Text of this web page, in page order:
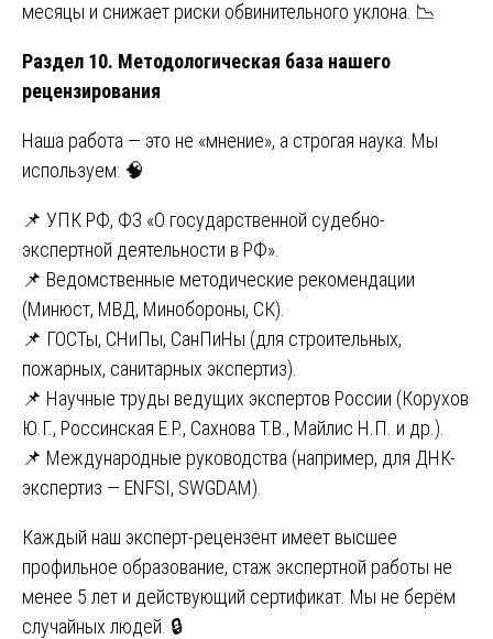
месяцы и снижает риски обвинительного уклона. 📉
Раздел 10. Методологическая база нашего
рецензирования
Наша работа — это не «мнение», а строгая наука. Мы
используем: 🧠
📌 УПК РФ, ФЗ «О государственной судебно-
экспертной деятельности в РФ».
📌 Ведомственные методические рекомендации
(Минюст, МВД, Минобороны, СК).
📌 ГОСТы, СНиПы, СанПиНы (для строительных,
пожарных, санитарных экспертиз).
📌 Научные труды ведущих экспертов России (Корухов
Ю.Г., Россинская Е.Р., Сахнова Т.В., Майлис Н.П. и др.).
📌 Международные руководства (например, для ДНК-
экспертиз — ENFSI, SWGDAM).
Каждый наш эксперт-рецензент имеет высшее
профильное образование, стаж экспертной работы не
менее 5 лет и действующий сертификат. Мы не берём
случайных людей. 🔒